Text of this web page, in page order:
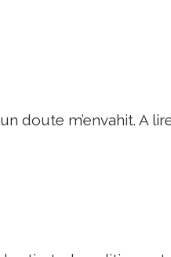
doute m’envahit. A